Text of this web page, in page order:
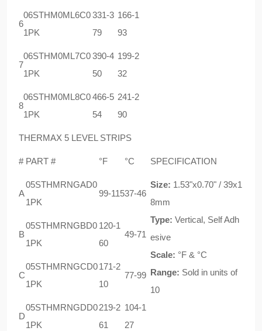
6
06STHM0ML6C0
1PK
331-3
79
166-1
93
7
06STHM0ML7C0
1PK
390-4
50
199-2
32
8
06STHM0ML8C0
1PK
466-5
54
241-2
90
THERMAX 5 LEVEL STRIPS
# PART # °F °C SPECIFICATION
A
05STHMRNGAD0
1PK
99-11537-46
Size: 1.53"x0.70" / 39x1
8mm
Type: Vertical, Self Adh
esive
Scale: °F & °C
Range: Sold in units of
10
B
05STHMRNGBD0
1PK
120-1
60
49-71
C
05STHMRNGCD0
1PK
171-2
10
77-99
D
05STHMRNGDD0
1PK
219-2
61
104-1
27